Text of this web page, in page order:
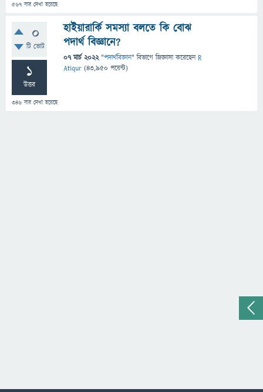
567 বার দেখা হয়েছে
0
টি ভোট
1
উত্তর
346 বার দেখা হয়েছে
হাইয়ারার্কি সমস্যা বলতে কি বোঝ
পদার্থ বিজ্ঞানে?
07 মার্চ 2022 "পদার্থবিজ্ঞান" বিভাগে জিজ্ঞাসাকরেছেনR
Atiqur (43,950 পয়েন্ট)